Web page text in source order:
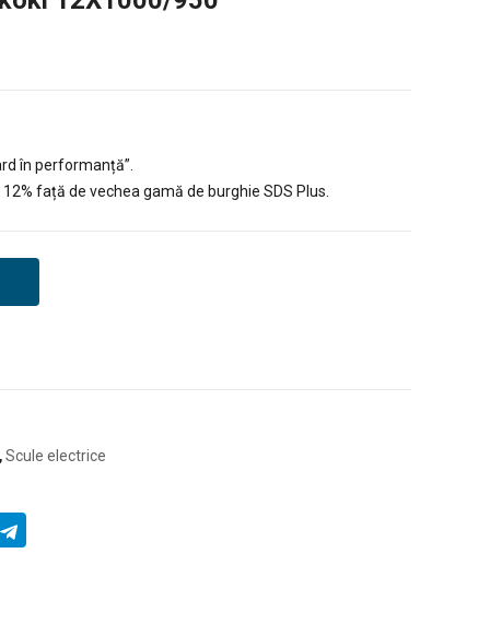
în performanță”.
față de vechea gamă de burghie SDS Plus.
,Scule electrice